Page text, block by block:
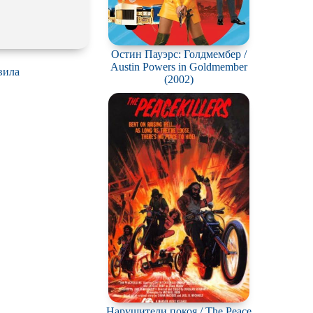
Остин Пауэрс: Голдмембер /
Austin Powers in Goldmember
(2002)